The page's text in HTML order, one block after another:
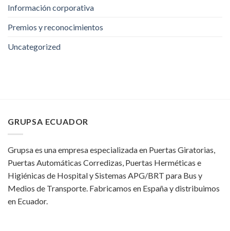
Información corporativa
Premios y reconocimientos
Uncategorized
GRUPSA ECUADOR
Grupsa es una empresa especializada en Puertas Giratorias,
Puertas Automáticas Corredizas, Puertas Herméticas e
Higiénicas de Hospital y Sistemas APG/BRT para Bus y
Medios de Transporte. Fabricamos en España y distribuimos
en Ecuador.